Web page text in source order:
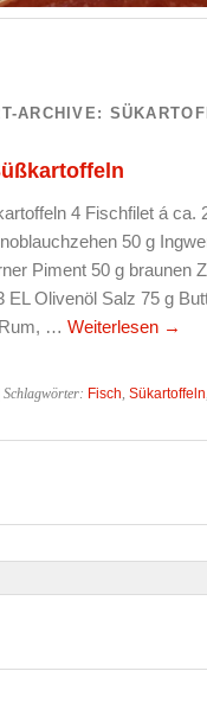
ARCHIVE:
4 Fischfilet á ca.
50 g
Piment 50 g braunen
EL Olivenöl Salz 75 g
… Weiterlesen →
Schlagwörter: Fisch Sükartoffeln